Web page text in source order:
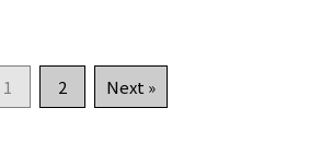
1 2 Next »